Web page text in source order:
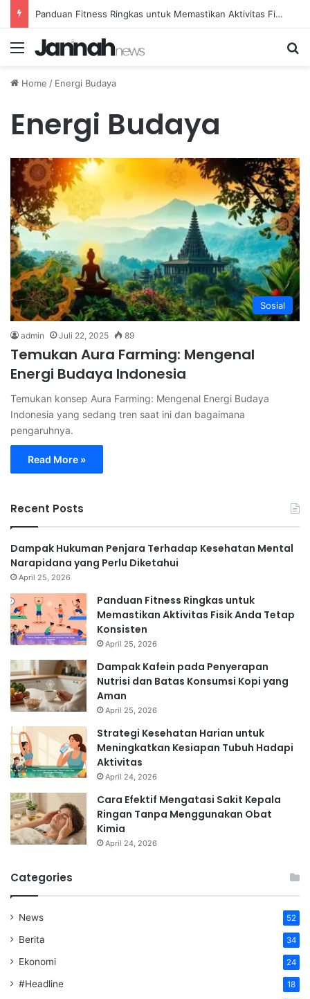
Panduan Fitness Ringkas untuk Memastikan Aktivitas Fisik Anda Tetap Konsisten
Menu
Home / Energi Budaya
Energi Budaya
Sosial
admin Juli 22, 2025 89
Temukan Aura Farming: Mengenal
Energi Budaya Indonesia
Temukan konsep Aura Farming: Mengenal Energi Budaya
Indonesia yang sedang tren saat ini dan bagaimana
pengaruhnya.
Read More »
Recent Posts
Dampak Hukuman Penjara Terhadap Kesehatan Mental
Narapidana yang Perlu Diketahui
April 25, 2026
Panduan Fitness Ringkas untuk
Memastikan Aktivitas Fisik Anda Tetap
Konsisten
April 25, 2026
Dampak Kafein pada Penyerapan
Nutrisi dan Batas Konsumsi Kopi yang
Aman
April 25, 2026
Strategi Kesehatan Harian untuk
Meningkatkan Kesiapan Tubuh Hadapi
Aktivitas
April 24, 2026
Cara Efektif Mengatasi Sakit Kepala
Ringan Tanpa Menggunakan Obat
Kimia
April 24, 2026
Categories
News 52
Berita 34
Ekonomi 24
#Headline 18